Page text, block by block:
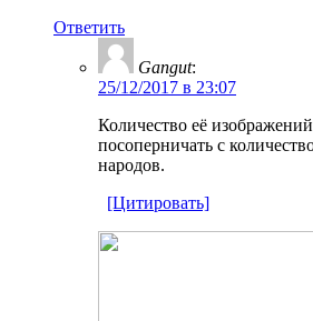
Ответить
Gangut:
25/12/2017 в 23:07
Количество её
посоперничать с
народов.
[Цитировать]